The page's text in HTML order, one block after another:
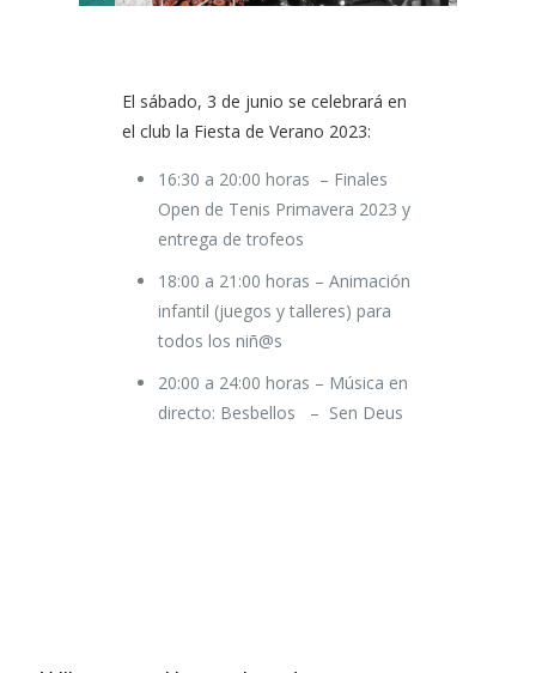
El sábado, 3 de junio se celebrará en
el club la Fiesta de Verano 2023:
16:30 a 20:00 horas – Finales
Open de Tenis Primavera 2023 y
entrega de trofeos
18:00 a 21:00 horas – Animación
infantil (juegos y talleres) para
todos los niñ@s
20:00 a 24:00 horas – Música en
directo: Besbellos – Sen Deus